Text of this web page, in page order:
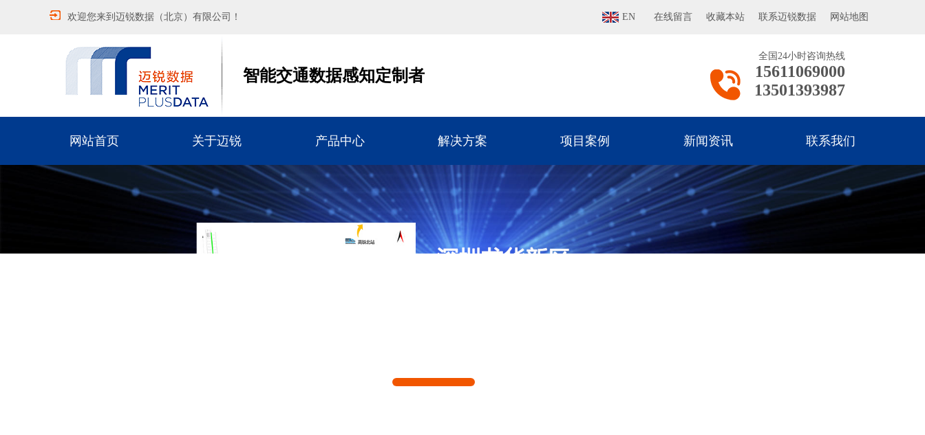
欢迎您来到迈锐数据（北京）有限公司！ EN 在线留言 收藏本站 联系迈锐数据 网站地图
智能交通数据感知定制者
全国24小时咨询热线
15611069000
13501393987
网站首页 关于迈锐 产品中心 解决方案 项目案例 新闻资讯 联系我们